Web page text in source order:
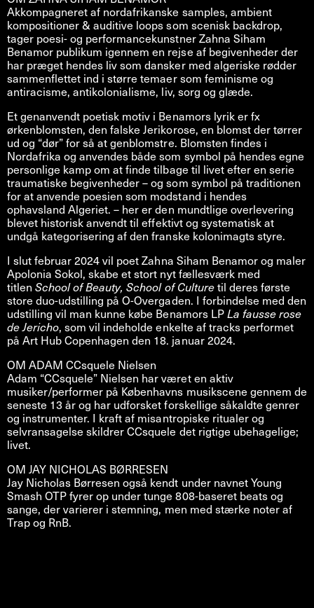
Akkompagneret af nordafrikanske samples, ambient
kompositioner & auditive loops som scenisk backdrop,
tager poesi- og performancekunstner Zahna Siham
Benamor publikum igennem en rejse af begivenheder der
har præget hendes liv som dansker med algeriske rødder
sammenflettet ind i større temaer som feminisme og
antiracisme, antikolonialisme, liv, sorg og glæde.
Et genanvendt poetisk motiv i Benamors lyrik er fx
ørkenblomsten, den falske Jerikorose, en blomst der tørrer
ud og “dør” for så at genblomstre. Blomsten findes i
Nordafrika og anvendes både som symbol på hendes egne
personlige kamp om at finde tilbage til livet efter en serie
traumatiske begivenheder – og som symbol på traditionen
for at anvende poesien som modstand i hendes
ophavsland Algeriet. – her er den mundtlige overlevering
blevet historisk anvendt til effektivt og systematisk at
undgå kategorisering af den franske kolonimagts styre.
I slut februar 2024 vil poet Zahna Siham Benamor og maler
Apolonia Sokol, skabe et stort nyt fællesværk med
titlenSchool of Beauty, School of Culturetil deres første
store duo-udstilling på O-Overgaden. I forbindelse med den
udstilling vil man kunne købe Benamors LPLa fausse rose
de Jericho, som vil indeholde enkelte af tracks performet
på Art Hub Copenhagen den 18. januar 2024.
OM ADAM CCsquele Nielsen
Adam “CCsquele” Nielsen har været en aktiv
musiker/performer på Københavns musikscene gennem de
seneste 13 år og har udforsket forskellige såkaldte genrer
og instrumenter. I kraft af misantropiske ritualer og
selvransagelse skildrer CCsquele det rigtige ubehagelige;
livet.
OM JAY NICHOLAS BØRRESEN
Jay Nicholas Børresen også kendt under navnet Young
Smash OTP fyrer op under tunge 808-baseret beats og
sange, der varierer i stemning, men med stærke noter af
Trap og RnB.